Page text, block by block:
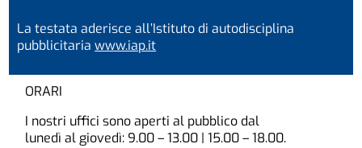
La testata aderisce all’Istituto di autodisciplina
pubblicitariawww.iap.it
ORARI
I nostri uffici sono aperti al pubblico dal
lunedì al giovedì: 9.00 – 13.00 | 15.00 – 18.00.